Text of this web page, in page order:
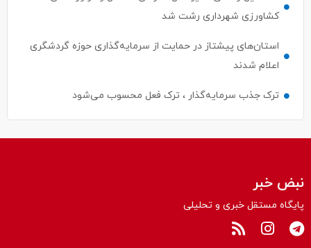
استان‌های پیشتاز در حمایت از سرمایه‌گذاری حوزه گردشگری
ترک جذب سرمایه‌گذار ، ترک فعل محسوب می‌شود
پایگاه مستقل خبری و تحلیلی
سیاسی بین الملل